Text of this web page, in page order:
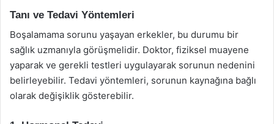
Tanı ve Tedavi Yöntemleri
Boşalamama sorunu yaşayan erkekler, bu durumu bir
sağlık uzmanıyla görüşmelidir. Doktor, fiziksel muayene
yaparak ve gerekli testleri uygulayarak sorunun nedenini
belirleyebilir. Tedavi yöntemleri, sorunun kaynağına bağlı
olarak değişiklik gösterebilir.